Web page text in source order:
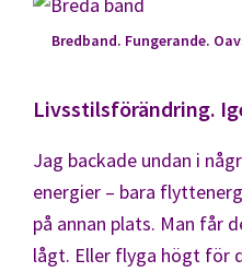
Bredband. Fungerande.
Livsstilsförändring.
Jag backade undan i
energier – bara
på annan plats. Man får
lågt. Eller flyga högt för